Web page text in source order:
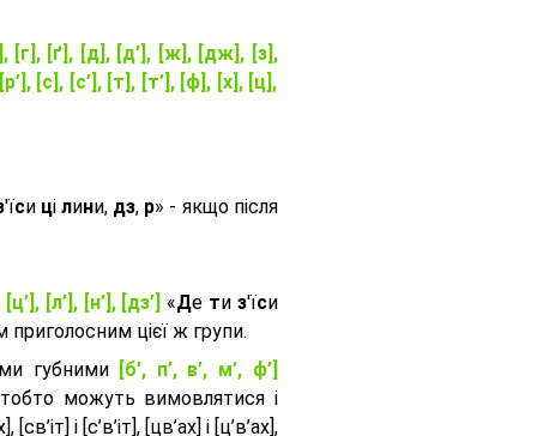
[г], [ґ], [д], [д’], [ж], [дж], [з],
[с], [с’], [т], [т’], [ф], [х], [ц],
'їси цілини, дз, р» - якщо після
[л’], [н’], [дз’] «Де ти з'їси
цієї ж групи.
губними
[б’, п’, в’, м’, ф’]
можуть вимовлятися і
[св’іт] і [с’в’іт], [цв’ах] і [ц’в’ах],